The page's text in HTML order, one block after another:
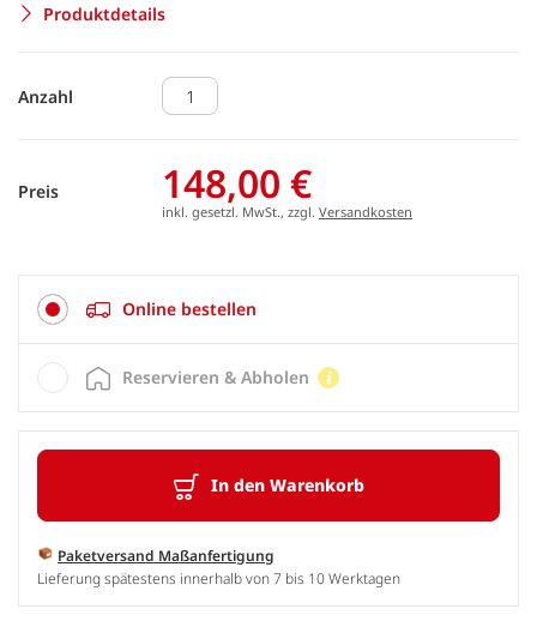
Produktdetails
Anzahl
Preis 148,00 €
inkl. gesetzl. MwSt., zzgl. Versandkosten
Online bestellen
In den Warenkorb
Paketversand Maßanfertigung
Lieferung spätestens innerhalb von 7 bis 10 Werktagen
Reservieren & Abholen